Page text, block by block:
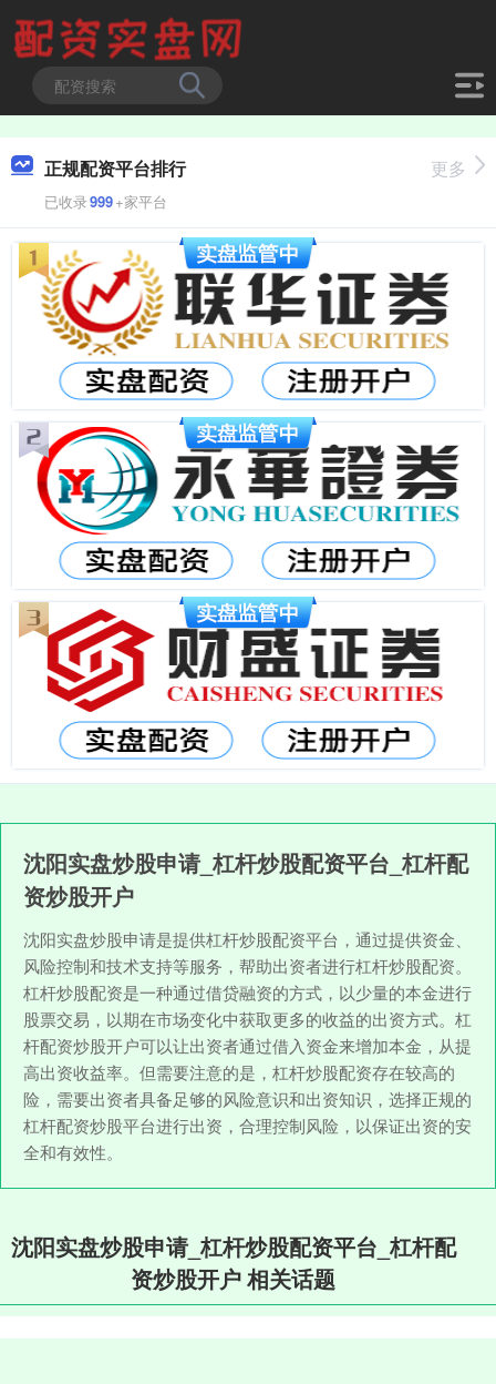
正规配资平台排行
已收录999+家平台
更多
沈阳实盘炒股申请_杠杆炒股配资平台_杠杆配
资炒股开户
沈阳实盘炒股申请是提供杠杆炒股配资平台，通过提供资金、
风险控制和技术支持等服务，帮助出资者进行杠杆炒股配资。
杠杆炒股配资是一种通过借贷融资的方式，以少量的本金进行
股票交易，以期在市场变化中获取更多的收益的出资方式。杠
杆配资炒股开户可以让出资者通过借入资金来增加本金，从提
高出资收益率。但需要注意的是，杠杆炒股配资存在较高的
险，需要出资者具备足够的风险意识和出资知识，选择正规的
杠杆配资炒股平台进行出资，合理控制风险，以保证出资的安
全和有效性。
沈阳实盘炒股申请_杠杆炒股配资平台_杠杆配
资炒股开户 相关话题